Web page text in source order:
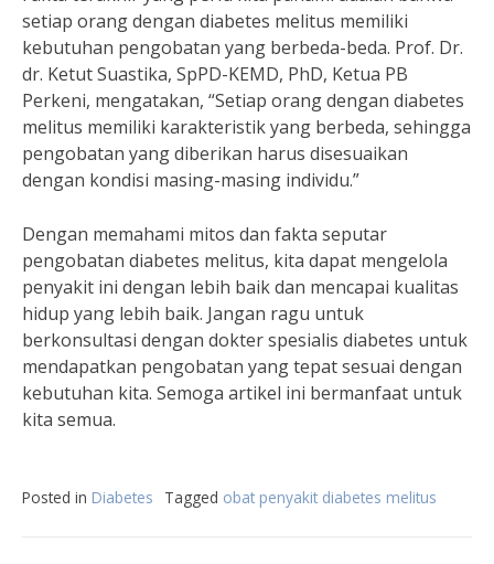
setiap orang dengan diabetes melitus memiliki
kebutuhan pengobatan yang berbeda-beda. Prof. Dr.
dr. Ketut Suastika, SpPD-KEMD, PhD, Ketua PB
Perkeni, mengatakan, “Setiap orang dengan diabetes
melitus memiliki karakteristik yang berbeda, sehingga
pengobatan yang diberikan harus disesuaikan
dengan kondisi masing-masing individu.”
Dengan memahami mitos dan fakta seputar
pengobatan diabetes melitus, kita dapat mengelola
penyakit ini dengan lebih baik dan mencapai kualitas
hidup yang lebih baik. Jangan ragu untuk
berkonsultasi dengan dokter spesialis diabetes untuk
mendapatkan pengobatan yang tepat sesuai dengan
kebutuhan kita. Semoga artikel ini bermanfaat untuk
kita semua.
Posted in Diabetes Tagged obat penyakit diabetes melitus